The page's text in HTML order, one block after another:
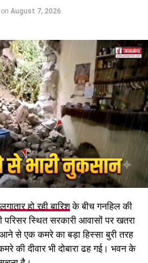
गया है।
के प्रमुख फैसले
को मंजूरी।
हल्द्वानी गौलापार में 30 हेक्टेयर जमीन
on August 7, 2026
हो रही बारिशके बीच गनहिल की
परिसर स्थित सरकारी आवासों पर खतरा
से एक कमरे का बड़ा हिस्सा बुरी तरह
की दीवार भी दोबारा ढह गई। भवन के